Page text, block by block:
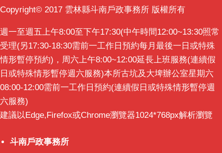
相
關
連
結
Copyright© 2017 雲林縣斗南戶政事務所 版權所有
週一至週五上午8:00至下午17:30(中午時間12:00~13:30照常
受理(另17:30-18:30需前一工作日預約每月最後一日或特殊
情形暫停預約)，周六上午8:00~12:00延長上班服務(連續假
日或特殊情形暫停週六服務)本所古坑及大埤辦公室星期六
08:00-12:00需前一工作日預約(連續假日或特殊情形暫停週
六服務)
建議以Edge,Firefox或Chrome瀏覽器1024*768px解析瀏覽
斗南戶政事務所
斗南戶政事務所